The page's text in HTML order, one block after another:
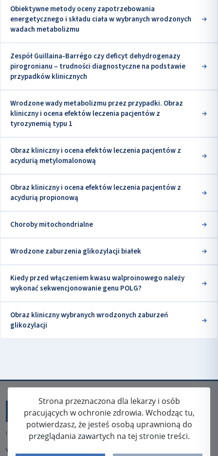
Obiektywne metody oceny zapotrzebowania
energetycznego i składu ciała w wybranych wrodzonych
wadach metabolizmu
Zespół Guillaina-Barrégo czy deficyt dehydrogenazy
pirogronianu – trudności diagnostyczne na podstawie
przypadków klinicznych
Wrodzone wady metabolizmu przez przypadki. Obraz
kliniczny i ocena efektów leczenia pacjentów z
tyrozynemią typu 1
Obraz kliniczny i ocena efektów leczenia pacjentów z
acydurią metylomalonową
Obraz kliniczny i ocena efektów leczenia pacjentów z
acydurią propionową
Choroby mitochondrialne
Wrodzone zaburzenia glikozylacji białek
Kiedy przed włączeniem kwasu walproinowego należy
wykonać sekwencjonowanie genu POLG?
Obraz kliniczny wybranych wrodzonych zaburzeń
glikozylacji
Strona przeznaczona dla lekarzy i osób
pracujących w ochronie zdrowia. Wchodząc tu,
potwierdzasz, że jesteś osobą uprawnioną do
przeglądania zawartych na tej stronie treści.
ISSN: 2080-5438
WYDAWCA